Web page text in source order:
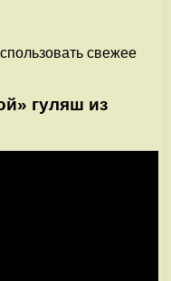
свежее
гуляш из